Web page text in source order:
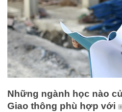
Những ngành học nào
Giao thông phù hợp với